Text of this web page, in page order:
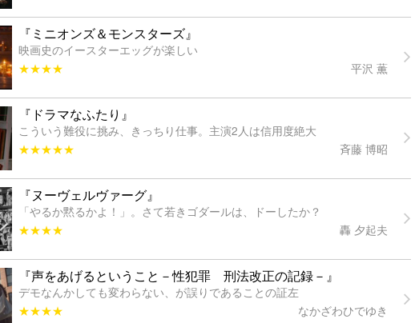
『ミニオンズ＆モンスターズ』
映画史のイースターエッグが楽しい
★★★★
平沢 薫
『ドラマなふたり』
こういう難役に挑み、きっちり仕事。主演2人は信用度絶大
★★★★★
斉藤 博昭
『ヌーヴェルヴァーグ』
「やるか黙るかよ！」。さて若きゴダールは、ドーしたか？
★★★★
轟 夕起夫
『声をあげるということ－性犯罪 刑法改正の記録－』
デモなんかしても変わらない、が誤りであることの証左
★★★★
なかざわひでゆき